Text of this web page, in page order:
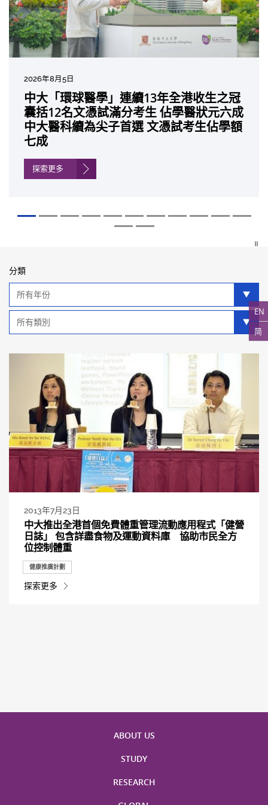
EN
简
2026年8月5日
中大「環球醫學」連續13年全港收生之冠
囊括12名文憑試滿分考生 佔學醫狀元六成
中大醫科續為尖子首選 文憑試考生佔學額
七成
探索更多
2026年7月27日
中大成立嶄新 ITECH醫療科技評估平台 推
動健康經濟分析及價值醫療
探索更多
2026年7月10日
中大研發「AI-OCT」系統助測糖尿黃斑水
腫 假陽性轉介個案銳減六成 縮短患者輪
候診症時間
2026年7月10日
中大黃秀娟教授獲頒中國工程界最高榮譽
「光華工程科技獎」 成為今屆醫藥衞生領
域唯一香港學者
2026年7月7日
中大新設「香港中文大學鳳凰獎學金」嘉
許公開試狀元 鼓勵學醫狀元走出課堂放眼
世界 裝備21世紀妙手仁醫
2026年6月29日
中大全新一站式PGT-Plus方案 精準辨識
傳統檢測中複雜基因異常「盲點」 降低人
工受孕流產及異常妊娠風險
2026年6月22日
中大發現青光眼治療新靶點 小鼠實驗證實
可恢復七成視力 有助開創嶄新神經保護療
法
2026年6月17日
中大成功拆解肝癌免疫治療耐藥性機制 揭
一種免疫細胞具「除廢餵食」新功能助癌
細胞耐藥性
2026年6月10日
中大與多名全球專家共同牽頭跨國肺癌研
究 逾半晚期ALK陽性肺癌病人七年無惡化
因特定基因異常而引起的肺癌有望變成
「慢性病」 患者可與病共存
探索更多
2026年6月5日
中大教授陳重娥獲頒「清野裕傑出領袖
獎」 成為本港首名學者榮膺亞洲糖尿病教
研最高榮譽
2026年6月2日
中大匯聚逾200位區域專家 探討私人醫療
保險如何推動全民健康覆蓋
探索更多
2026年5月19日
中大張源津醫生成首位亞洲研究員 榮獲國
際泌尿科權威獎項John K. Lattimer 講座
獎
2026年5月14日
中大取得「從實驗室到臨床應用」研究突
破 初步證實GLP-1藥物可改善嚴重中風康
復情況
分類
類
類
2013年7月23日
中大推出全港首個免費體重管理流動應用程式「健營
日誌」 包含詳盡食物及運動資料庫 協助市民全方
位控制體重
健康推廣計劃
探索更多
ABOUT US
STUDY
RESEARCH